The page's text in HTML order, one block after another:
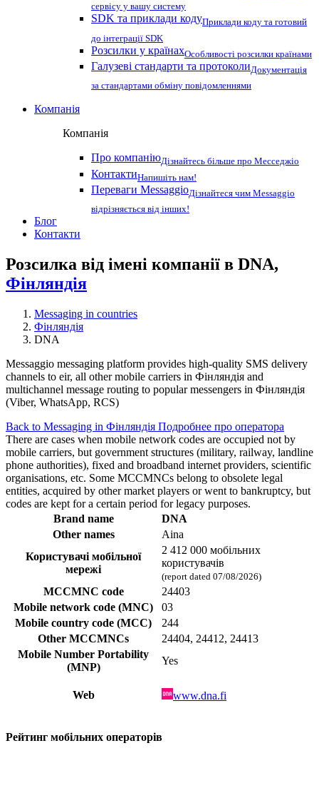
сервісу у вашу систему
SDK та приклади кодуПриклади коду та готовий
до інтеграції SDK
Розсилки у країнахОсобливості розсилки країнами
Галузеві стандарти та протоколиДокументація
за стандартами обміну повідомленнями
Компанія
Компанія
Про компаніюДізнайтесь більше про Месседжіо
КонтактиНапишіть нам!
Переваги MessaggioДізнайтеся чим Messaggio
відрізняється від інших!
Блог
Контакти
Розсилка від імені компанії в DNA,
Фінляндія
Messaging in countries
Фінляндія
DNA
Messaggio messaging platform provides high-quality SMS delivery
channels to eir, all other mobile carriers in Фінляндія and
multichannel message routing to popular messengers in Фінляндія
(Viber, WhatsApp, RCS)
Back to Messaging in Фінляндія Подробнее про оператора
There are cases when mobile network codes are occupied not by
mobile carriers, but government structures (military, railway, landline
phone authorities), fixed and broadband internet providers, scientific
organisations, etc. Some MCCMNCs belong to obsolete legal
entities, acquired by other market players or went to bankruptcy, but
codes are kept for a certain period for legacy purposes.
Brand name
DNA
Other names
Aina
Користувачі мобільної
мережі
2 412 000 мобільних
користувачів
(report dated 07/08/2026)
MCCMNC code
24403
Mobile network code (MNC)
03
Mobile country code (MCC)
244
Other MCCMNCs
24404, 24412, 24413
Mobile Number Portability
(MNP)
Yes
Web www.dna.fi
Рейтинг мобільних операторів